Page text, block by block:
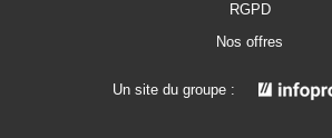
RGPD
Nos offres
Un site du groupe :